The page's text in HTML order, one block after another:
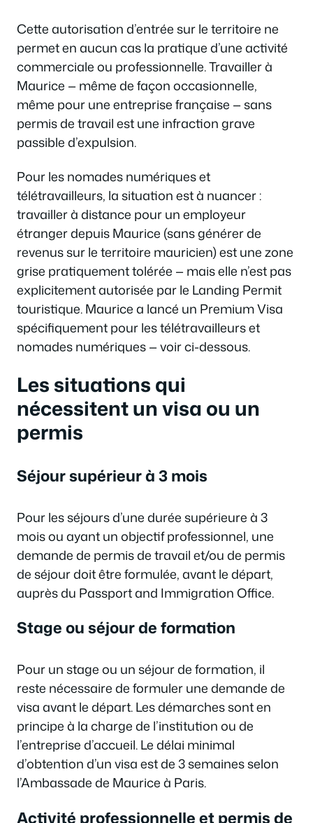
Cette autorisation d’entrée sur le territoire ne
permet en aucun cas la pratique d’une activité
commerciale ou professionnelle. Travailler à
Maurice — même de façon occasionnelle,
même pour une entreprise française — sans
permis de travail est une infraction grave
passible d’expulsion.
Pour les nomades numériques et
télétravailleurs, la situation est à nuancer :
travailler à distance pour un employeur
étranger depuis Maurice (sans générer de
revenus sur le territoire mauricien) est une zone
grise pratiquement tolérée — mais elle n’est pas
explicitement autorisée par le Landing Permit
touristique. Maurice a lancé un Premium Visa
spécifiquement pour les télétravailleurs et
nomades numériques — voir ci-dessous.
Les situations qui
nécessitent un visa ou un
permis
Séjour supérieur à 3 mois
Pour les séjours d’une durée supérieure à 3
mois ou ayant un objectif professionnel, une
demande de permis de travail et/ou de permis
de séjour doit être formulée, avant le départ,
auprès du Passport and Immigration Office.
Stage ou séjour de formation
Pour un stage ou un séjour de formation, il
reste nécessaire de formuler une demande de
visa avant le départ. Les démarches sont en
principe à la charge de l’institution ou de
l’entreprise d’accueil. Le délai minimal
d’obtention d’un visa est de 3 semaines selon
l’Ambassade de Maurice à Paris.
Activité professionnelle et permis de